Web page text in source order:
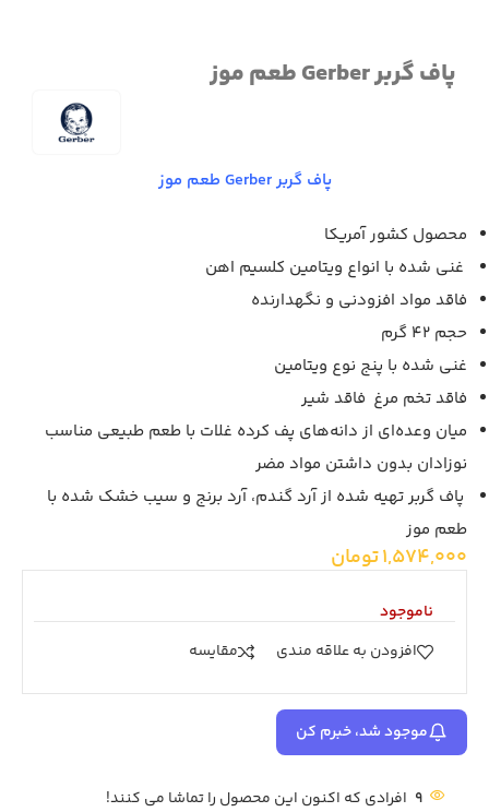
پاف گربر Gerber طعم موز
پاف گربر Gerber طعم موز
محصول کشور آمریکا
غنی شده با انواع ویتامین کلسیم اهن
فاقد مواد افزودنی و نگهدارنده
حجم 42 گرم
غنی شده با پنج نوع ویتامین
فاقد تخم مرغ فاقد شیر
میان وعده‌ای از دانه‌های پف کرده غلات با طعم طبیعی مناسب
نوزادان بدون داشتن مواد مضر
پاف گربر تهیه شده از آرد گندم، آرد برنج و سیب خشک شده با
طعم موز
1,574,000تومان
ناموجود
افزودن به علاقه مندی
مقايسه
موجود شد، خبرم کن
9 افرادی که اکنون این محصول را تماشا می کنند!